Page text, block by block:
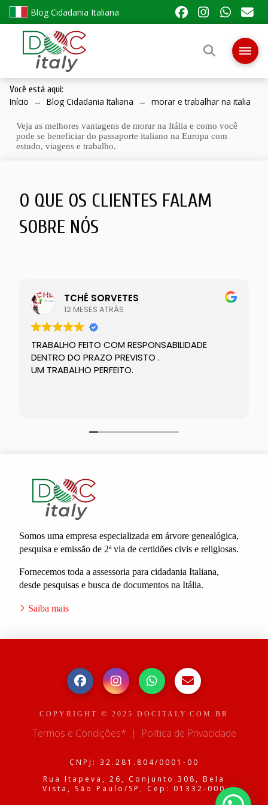
Blog Cidadania Italiana
Você está aqui:
Início → Blog Cidadania Italiana → morar e trabalhar na italia
Veja as melhores vantagens de morar na Itália e como você
pode se beneficiar do passaporte italiano na Europa com
estudo, viagens e trabalho.
O QUE OS CLIENTES FALAM
SOBRE NÓS
TCHÊ SORVETES
12 MESES ATRÁS
TRABALHO FEITO COM RESPONSABILIDADE
DENTRO DO PRAZO PREVISTO .
UM TRABALHO PERFEITO.
Somos uma empresa especializada em árvore genealógica,
pesquisa e emissão de 2ª via de certidões civis e religiosas.
Fornecemos toda a assessoria para cidadania Italiana,
desde pesquisas e busca de documentos na Itália.
Saiba mais
COPYRIGHT © 2025 DOCITALY.COM.BR
Termos e Condições* | Política de Privacidade
CNPJ: 32.281.804/0001-00
Rua Itapeva, 26, Conjunto 308, Bela
Vista, São Paulo/SP, Cep: 01332-000